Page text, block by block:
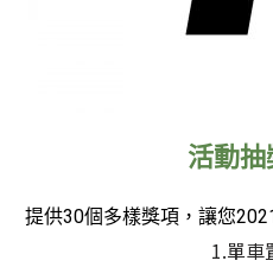
活動
提供30個多樣獎項，讓您
1.單車